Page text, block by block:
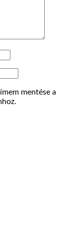
mentése a